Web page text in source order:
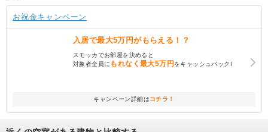
お祝金キャンペーン
入居で最大5万円がもらえる！？
スモッカでお部屋を決めると
対象者全員に もれなく最大5万円 をキャッシュバック!
キャンペーン詳細はコチラ！